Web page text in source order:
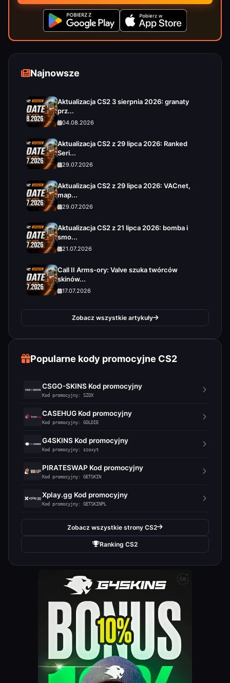
Najnowsze
Aktualizacja CS2 3 sierpnia 2026: granaty
prz...
04.08.2026
Aktualizacja CS2 z 29 lipca 2026: Ranked
Seri...
29.07.2026
Aktualizacja CS2 z 29 lipca 2026: VACnet,
map...
29.07.2026
Aktualizacja CS2 z 21 lipca 2026: bomba i
smo...
21.07.2026
Call II Arms-ory: Valve szuka twórców
skinów...
17.07.2026
Zobacz wszystkie artykuły
Popularne kody promocyjne CS2
CSGO-SKINS Kod promocyjny
Kod promocyjny: SZOX
CASEHUG Kod promocyjny
Kod promocyjny: GOLDIE
G4SKINS Kod promocyjny
Kod promocyjny: szoxyt
PIRATESWAP Kod promocyjny
Kod promocyjny: GETSKIN
Xplay.gg Kod promocyjny
Kod promocyjny: GETSKINPL
Zobacz wszystkie strony CS2
Ranking CS2